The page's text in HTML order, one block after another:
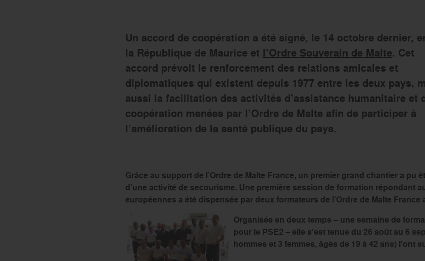
Un accord de coopération a été signé, le 14 octobre dernier,
la République de Maurice et l’Ordre Souverain de Malte. Cet
accord prévoit le renforcement des relations amicales et
diplomatiques qui existent depuis 1977 entre les deux pays,
aussi la facilitation des activités d’assistance humanitaire et
coopération menées par l’Ordre de Malte afin de participer à
l’amélioration de la santé publique du pays.
Grâce au support de l’Ordre de Malte France, un premier grand chantier a pu
d’une activité de secourisme. Une première session de formation répondant
européennes a été dispensée par deux formateurs de l’Ordre de Malte
Organisée en deux temps – une semaine de
pour le PSE2 – elle s’est tenue du 26 août au 6
hommes et 3 femmes, âgés de 19 à 42 ans) l’ont